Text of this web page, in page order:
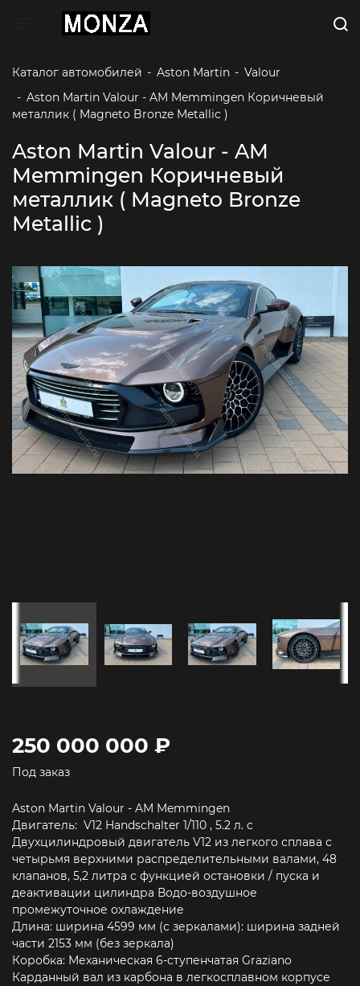
Toggle navigation
Каталог автомобилей - Aston Martin - Valour
- Aston Martin Valour - AM Memmingen Коричневый
металлик ( Magneto Bronze Metallic )
Aston Martin Valour - AM
Memmingen Коричневый
металлик ( Magneto Bronze
Metallic )
250 000 000 ₽
Под заказ
Aston Martin Valour - AM Memmingen
Двигатель: V12 Handschalter 1/110 , 5.2 л. c
Двухцилиндровый двигатель V12 из легкого сплава с
четырьмя верхними распределительными валами, 48
клапанов, 5,2 литра с функцией остановки / пуска и
деактивации цилиндра Водо-воздушное
промежуточное охлаждение
Длина: ширина 4599 мм (с зеркалами): ширина задней
части 2153 мм (без зеркала)
Коробка: Механическая 6-ступенчатая Graziano
Карданный вал из карбона в легкосплавном корпусе